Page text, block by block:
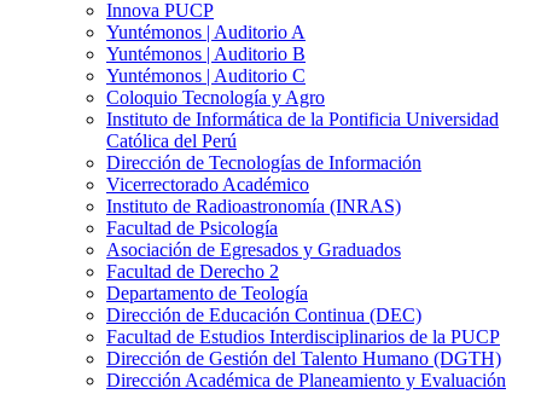
Innova PUCP
Yuntémonos | Auditorio A
Yuntémonos | Auditorio B
Yuntémonos | Auditorio C
Coloquio Tecnología y Agro
Instituto de Informática de la Pontificia Universidad
Católica del Perú
Dirección de Tecnologías de Información
Vicerrectorado Académico
Instituto de Radioastronomía (INRAS)
Facultad de Psicología
Asociación de Egresados y Graduados
Facultad de Derecho 2
Departamento de Teología
Dirección de Educación Continua (DEC)
Facultad de Estudios Interdisciplinarios de la PUCP
Dirección de Gestión del Talento Humano (DGTH)
Dirección Académica de Planeamiento y Evaluación